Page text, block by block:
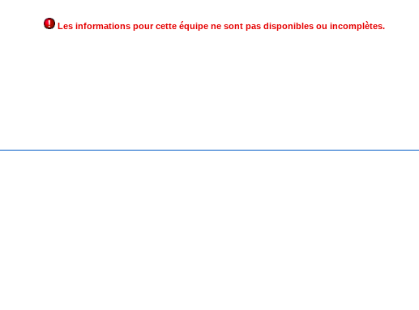
Les informations pour cette équipe ne sont pas disponibles ou incomplètes.